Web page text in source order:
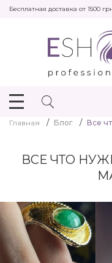
Бесплатная доставка от 1500
Главная Блог Все
ВСЕ ЧТО